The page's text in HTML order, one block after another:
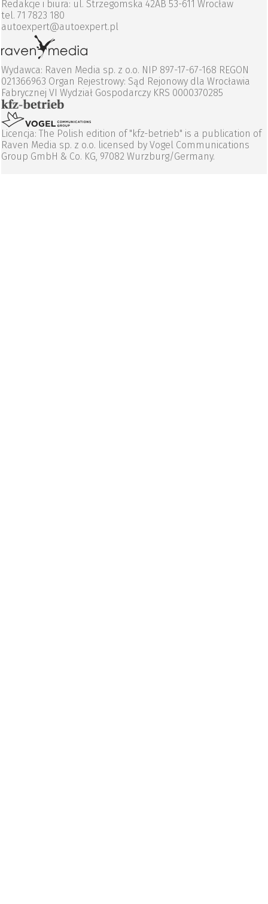
Redakcje i biura: ul. Strzegomska 42AB 53-611 Wrocław
tel. 71 7823 180
autoexpert@autoexpert.pl
Wydawca: Raven Media sp. z o.o. NIP 897-17-67-168 REGON
021366963 Organ Rejestrowy: Sąd Rejonowy dla Wrocławia
Fabrycznej VI Wydział Gospodarczy KRS 0000370285
Licencja: The Polish edition of "kfz-betrieb" is a publication of
Raven Media sp. z o.o. licensed by Vogel Communications
Group GmbH & Co. KG, 97082 Wurzburg/Germany.